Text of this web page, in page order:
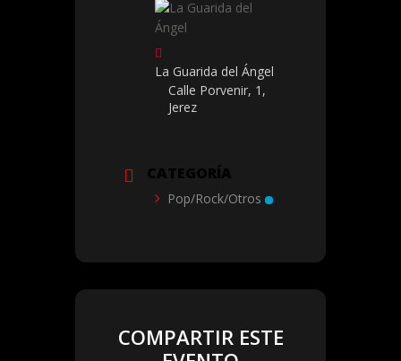
La Guarida del Ángel
Calle Porvenir, 1,
Jerez
CATEGORÍA
Pop/Rock/Otros
COMPARTIR ESTE